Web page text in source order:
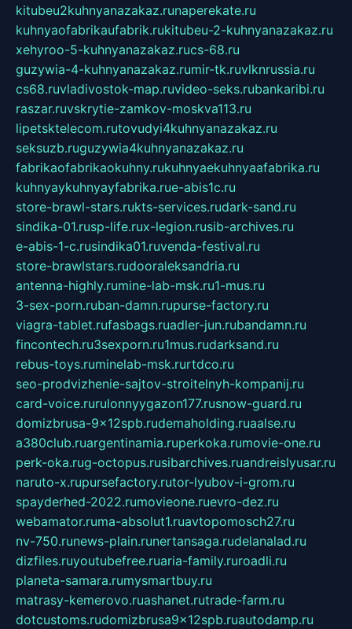
kitubeu2kuhnyanazakaz.runaperekate.ru
kuhnyaofabrikaufabrik.rukitubeu-2-kuhnyanazakaz.ru
xehyroo-5-kuhnyanazakaz.rucs-68.ru
guzywia-4-kuhnyanazakaz.rumir-tk.ruvlknrussia.ru
cs68.ruvladivostok-map.ruvideo-seks.rubankaribi.ru
raszar.ruvskrytie-zamkov-moskva113.ru
lipetsktelecom.rutovudyi4kuhnyanazakaz.ru
seksuzb.ruguzywia4kuhnyanazakaz.ru
fabrikaofabrikaokuhny.rukuhnyaekuhnyaafabrika.ru
kuhnyaykuhnyayfabrika.rue-abis1c.ru
store-brawl-stars.rukts-services.rudark-sand.ru
sindika-01.rusp-life.rux-legion.rusib-archives.ru
e-abis-1-c.rusindika01.ruvenda-festival.ru
store-brawlstars.rudooraleksandria.ru
antenna-highly.rumine-lab-msk.ru1-mus.ru
3-sex-porn.ruban-damn.rupurse-factory.ru
viagra-tablet.rufasbags.ruadler-jun.rubandamn.ru
fincontech.ru3sexporn.ru1mus.rudarksand.ru
rebus-toys.ruminelab-msk.rurtdco.ru
seo-prodvizhenie-sajtov-stroitelnyh-kompanij.ru
card-voice.rurulonnyygazon177.rusnow-guard.ru
domizbrusa-9x12spb.rudemaholding.ruaalse.ru
a380club.ruargentinamia.ruperkoka.rumovie-one.ru
perk-oka.rug-octopus.rusibarchives.ruandreislyusar.ru
naruto-x.rupursefactory.rutor-lyubov-i-grom.ru
spayderhed-2022.rumovieone.ruevro-dez.ru
webamator.ruma-absolut1.ruavtopomosch27.ru
nv-750.runews-plain.runertansaga.rudelanalad.ru
dizfiles.ruyoutubefree.ruaria-family.ruroadli.ru
planeta-samara.rumysmartbuy.ru
matrasy-kemerovo.ruashanet.rutrade-farm.ru
dotcustoms.rudomizbrusa9x12spb.ruautodamp.ru